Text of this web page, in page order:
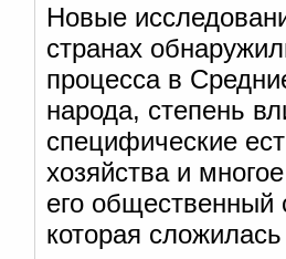
Новые
странах
процесса в
народа, степень
специфические
хозяйства и
его
которая